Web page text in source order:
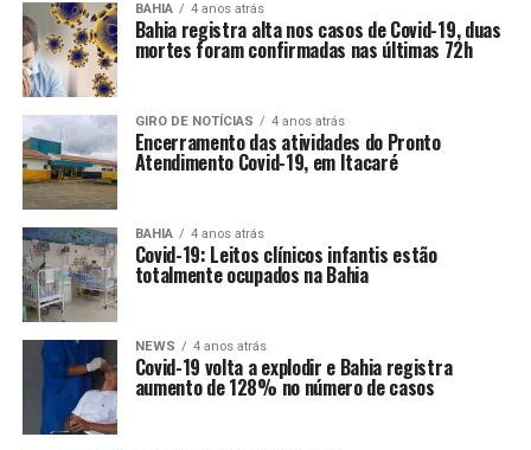
BAHIA 4 anos atrás
Bahia registra alta nos casos de Covid-19, duas
mortes foram confirmadas nas últimas 72h
GIRO DE NOTÍCIAS 4 anos atrás
Encerramento das atividades do Pronto
Atendimento Covid-19, em Itacaré
BAHIA 4 anos atrás
Covid-19: Leitos clínicos infantis estão
totalmente ocupados na Bahia
NEWS 4 anos atrás
Covid-19 volta a explodir e Bahia registra
aumento de 128% no número de casos